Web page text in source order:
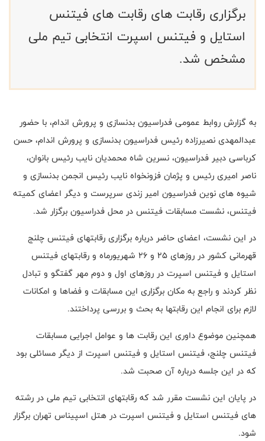
برگزاری رقابت های رقابت های فیتنس
استایل و فیتنس اسپرت انتخابی تیم ملی
مشخص شد.
به گزارش روابط عمومی فدراسیون بدنسازی و پرورش اندام، با حضور
عبدالمهدی نصیرزاده رئیس فدراسیون بدنسازی و پرورش اندام، حسن
کرباسی دبیر فدراسیون، نسرین شاه محمدیان نایب رئیس بانوان،
ناصر امیری رئیس و پژمان فزونخواه نایب رئیس انجمن بدنسازی و
شیوه های نوین فدراسیون امیر زندی سرپرست و دیگر اعضای کمیته
فیتنس، نشست مسابقات فیتنس در محل فدراسیون برگزار شد.
در این نشست، اعضای حاضر درباره برگزاری رقابتهای فیتنس چلنج
قهرمانی کشور در روزهای 25 و 26 شهریورماه و رقابتهای فیتنس
استایل و فیتنس اسپرت در روزهای اول و دوم مهر گفتگو و تبادل
نظر کردند و راجع به مکان برگزاری این مسابقات و فضاها و امکانات
لازم برای انجام این رقابتها به بحث و بررسی پرداختند.
همچنین موضوع داوری این رقابت ها و عوامل اجرایی مسابقات
فیتنس چلنج، فیتنس استایل و فیتنس اسپرت از دیگر مسائلی بود
که در این جلسه درباره آن صحبت شد.
در پایان این نشست مقرر شد که رقابتهای انتخابی تیم ملی در رشته
های فیتنس استایل و فیتنس اسپرت در هتل اسپیناس تهران برگزار
شود.